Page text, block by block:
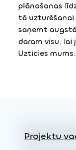
plānošanas
tā
saņemt
daram visu, lai
Uzticies mums.
Projektu